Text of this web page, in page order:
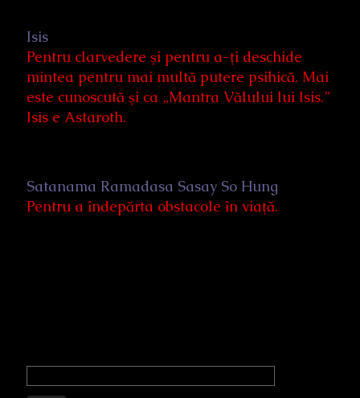
Isis
Pentru clarvedere şi pentru a-ţi deschide
mintea pentru mai multă putere psihică. Mai
este cunoscută şi ca „Mantra Vălului lui Isis.”
Isis e Astaroth.
Satanama Ramadasa Sasay So Hung
Pentru a îndepărta obstacole în viaţă.
Primary